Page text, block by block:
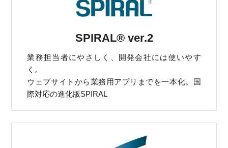
SPIRAL® ver.2
業務担当者にやさしく、開発会社には使いやす
く。
ウェブサイトから業務用アプリまでを一本化。国
際対応の進化版SPIRAL